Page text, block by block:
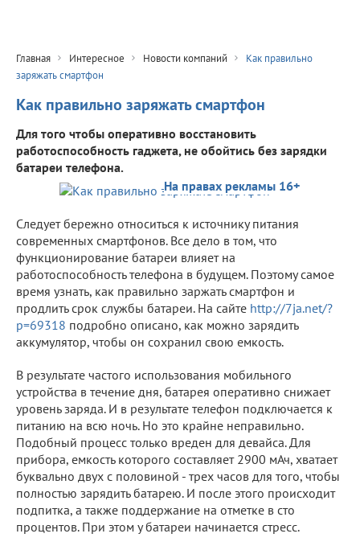
Главная Интересное Новости компаний
Как правильно
заряжать смартфон
Как правильно заряжать смартфон
Для того чтобы оперативно восстановить
работоспособность гаджета, не обойтись без зарядки
батареи телефона.
На правах рекламы 16+
Следует бережно относиться к источнику питания
современных смартфонов. Все дело в том, что
функционирование батареи влияет на
работоспособность телефона в будущем. Поэтому самое
время узнать, как правильно заржать смартфон и
продлить срок службы батареи. На сайте http://7ja.net/?
p=69318 подробно описано, как можно зарядить
аккумулятор, чтобы он сохранил свою емкость.
В результате частого использования мобильного
устройства в течение дня, батарея оперативно снижает
уровень заряда. И в результате телефон подключается к
питанию на всю ночь. Но это крайне неправильно.
Подобный процесс только вреден для девайса. Для
прибора, емкость которого составляет 2900 мАч, хватает
буквально двух с половиной - трех часов для того, чтобы
полностью зарядить батарею. И после этого происходит
подпитка, а также поддержание на отметке в сто
процентов. При этом у батареи начинается стресс.